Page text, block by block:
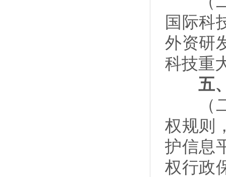
国际科
外资研
科技重
五、
（二
权规则
护信息
权行政